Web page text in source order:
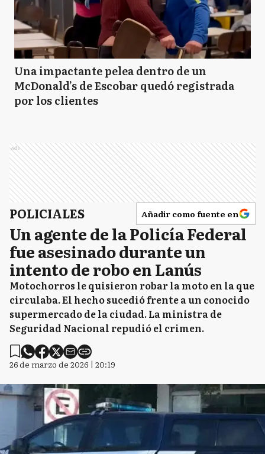
Una impactante pelea dentro de un
McDonald’s de Escobar quedó registrada
por los clientes
Ads
POLICIALES Añadir como fuente en
Un agente de la Policía Federal
fue asesinado durante un
intento de robo en Lanús
Motochorros le quisieron robar la moto en la que
circulaba. El hecho sucedió frente a un conocido
supermercado de la ciudad. La ministra de
Seguridad Nacional repudió el crimen.
26 de marzo de 2026 | 20:19